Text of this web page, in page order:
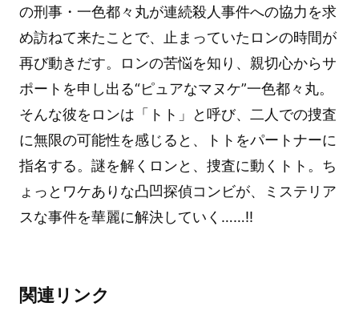
の刑事・一色都々丸が連続殺人事件への協力を求
め訪ねて来たことで、止まっていたロンの時間が
再び動きだす。ロンの苦悩を知り、親切心からサ
ポートを申し出る“ピュアなマヌケ”一色都々丸。
そんな彼をロンは「トト」と呼び、二人での捜査
に無限の可能性を感じると、トトをパートナーに
指名する。謎を解くロンと、捜査に動くトト。ち
ょっとワケありな凸凹探偵コンビが、ミステリア
スな事件を華麗に解決していく……!!
関連リンク